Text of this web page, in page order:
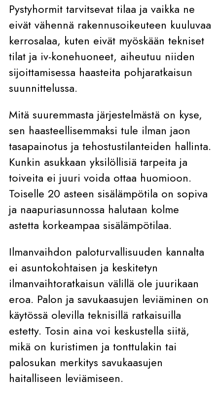
Pystyhormit tarvitsevat tilaa ja vaikka ne
eivät vähennä rakennusoikeuteen kuuluvaa
kerrosalaa, kuten eivät myöskään tekniset
tilat ja iv-konehuoneet, aiheutuu niiden
sijoittamisessa haasteita pohjaratkaisun
suunnittelussa.
Mitä suuremmasta järjestelmästä on kyse,
sen haasteellisemmaksi tule ilman jaon
tasapainotus ja tehostustilanteiden hallinta.
Kunkin asukkaan yksilöllisiä tarpeita ja
toiveita ei juuri voida ottaa huomioon.
Toiselle 20 asteen sisälämpötila on sopiva
ja naapuriasunnossa halutaan kolme
astetta korkeampaa sisälämpötilaa.
Ilmanvaihdon paloturvallisuuden kannalta
ei asuntokohtaisen ja keskitetyn
ilmanvaihtoratkaisun välillä ole juurikaan
eroa. Palon ja savukaasujen leviäminen on
käytössä olevilla teknisillä ratkaisuilla
estetty. Tosin aina voi keskustella siitä,
mikä on kuristimen ja tonttulakin tai
palosukan merkitys savukaasujen
haitalliseen leviämiseen.